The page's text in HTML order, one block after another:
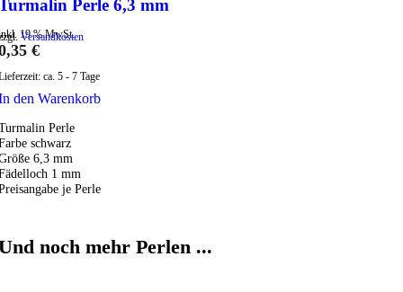
Perle 6,3 mm
19 % MwSt.
Versandkosten
€
ca. 5 - 7 Tage
den Warenkorb
Perle
schwarz
6,3 mm
1 mm
je Perle
noch mehr Perlen ...